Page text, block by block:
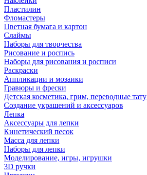
Пластилин
Фломастеры
Цветная бумага и картон
Слаймы
Наборы для творчества
Рисование и роспись
Наборы для рисования и росписи
Раскраски
Аппликации и мозаики
Гравюры и фрески
Детская косметика, грим, переводные тату
Создание украшений и аксессуаров
Лепка
Аксессуары для лепки
Кинетический песок
Масса для лепки
Наборы для лепки
Моделирование, игры, игрушки
3D ручки